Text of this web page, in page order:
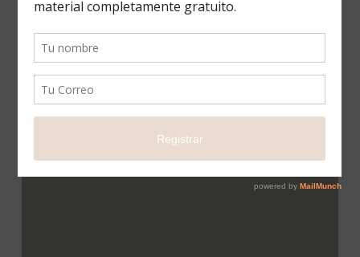
Lo que te FALTA para
ALCANZAR tus metas
SIN CATEGORÍA
COMPARTIR 5